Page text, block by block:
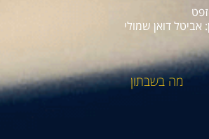
: אביטל דואן שמולי
מה בשבתון